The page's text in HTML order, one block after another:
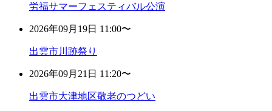
労福サマーフェスティバル公演
2026年09月19日 11:00〜
出雲市川跡祭り
2026年09月21日 11:20〜
出雲市大津地区敬老のつどい